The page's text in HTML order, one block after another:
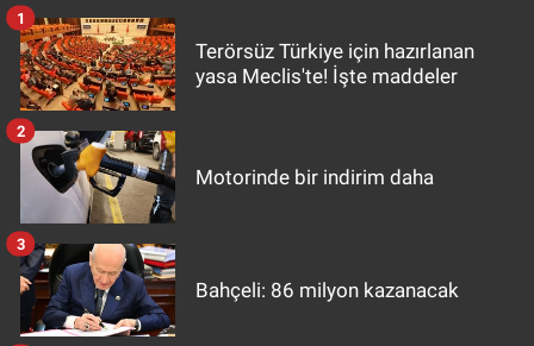
Terörsüz Türkiye için hazırlanan
yasa Meclis'te! İşte maddeler
1
Motorinde bir indirim daha
2
Bahçeli: 86 milyon kazanacak
3